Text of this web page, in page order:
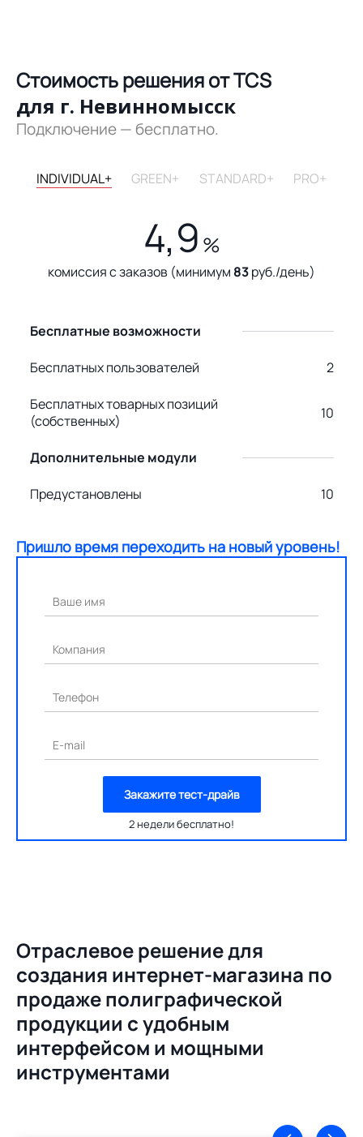
Стоимость решения от TCS
для г. Невинномысск
Подключение — бесплатно.
INDIVIDUAL+ GREEN+ STANDARD+ PRO+
4,9 %
комиссия с заказов (минимум 83руб./день)
Бесплатные возможности
Бесплатных пользователей 2
Бесплатных товарных позиций
(собственных)
10
Дополнительные модули
Предустановлены 10
Пришло время переходить на новый уровень!
Ваше имя
Компания
Телефон
E-mail
Закажите тест-драйв
2 недели бесплатно!
Отраслевое решение для
создания интернет-магазина по
продаже полиграфической
продукции с удобным
интерфейсом и мощными
инструментами